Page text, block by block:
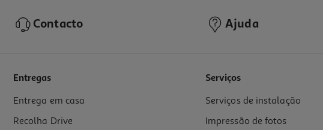
Contacto Ajuda
Entregas
Entrega em casa
Recolha Drive
Serviços
Serviços de instalação
Impressão de fotos